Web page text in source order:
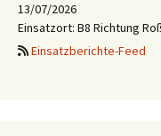
13/07/2026
Einsatzort: B8 Richtung
Einsatzberichte-Feed